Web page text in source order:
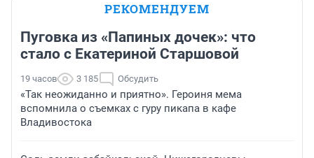
РЕКОМЕНДУЕМ
Пуговка из «Папиных дочек»: что
стало с Екатериной Старшовой
19 часов 3 185 Обсудить
«Так неожиданно и приятно». Героиня мема
вспомнила о съемках с гуру пикапа в кафе
Владивостока